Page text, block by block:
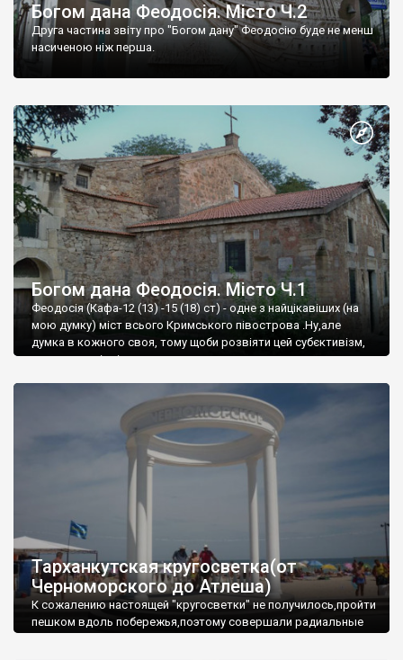
Богом дана Феодосія. Місто Ч.2
Друга частина звіту про "Богом дану" Феодосію буде не менш
насиченою ніж перша.
Богом дана Феодосія. Місто Ч.1
Феодосія (Кафа-12 (13) -15 (18) ст) - одне з найцікавіших (на
мою думку) міст всього Кримського півострова .Ну,але
думка в кожного своя, тому щоби розвіяти цей субєктивізм,
запрошую відвідати це
Тарханкутская кругосветка(от
Черноморского до Атлеша)
К сожалению настоящей "кругосветки" не получилось,пройти
пешком вдоль побережья,поэтому совершали радиальные